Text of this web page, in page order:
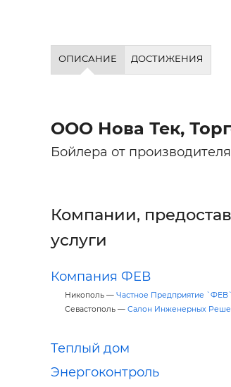
ОПИСАНИЕ ДОСТИЖЕНИЯ
ООО Нова Тек,
Бойлера от
Компании,
услуги
Компания ФЕВ
Никополь — Частное Предприятие `ФЕВ`
Севастополь — Салон Инженерных
Теплый дом
Энергоконтроль